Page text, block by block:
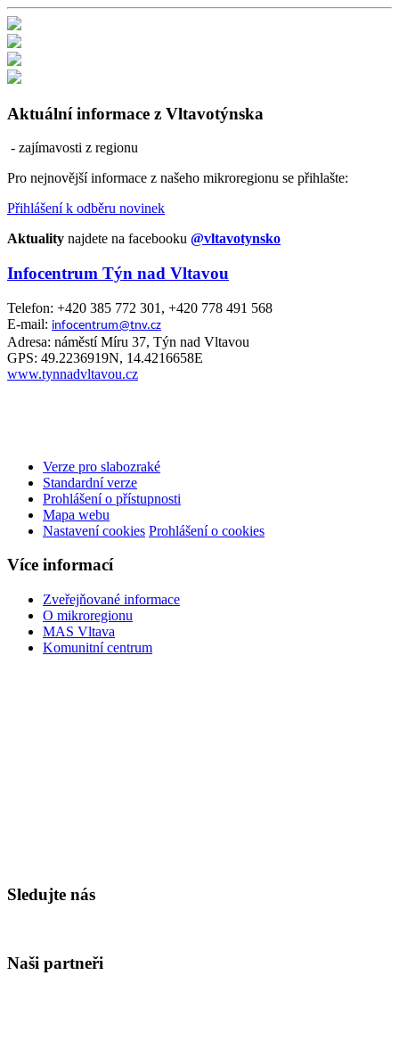
Aktuální informace z Vltavotýnska
- zajímavosti z regionu
Pro nejnovější informace z našeho mikroregionu se přihlašte:
Přihlášení k odběru novinek
Aktuality najdete na facebooku @vltavotynsko
Infocentrum Týn nad Vltavou
Telefon: +420 385 772 301, +420 778 491 568
E-mail: infocentrum@tnv.cz
Adresa: náměstí Míru 37, Týn nad Vltavou
GPS: 49.2236919N, 14.4216658E
www.tynnadvltavou.cz
Verze pro slabozraké
Standardní verze
Prohlášení o přístupnosti
Mapa webu
Nastavení cookies Prohlášení o cookies
Více informací
Zveřejňované informace
O mikroregionu
MAS Vltava
Komunitní centrum
Sledujte nás
Naši partneři